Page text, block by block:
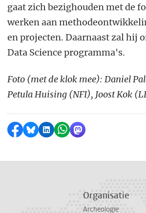
gaat zich bezighouden met de
werken aan
en projecten. Daarnaast zal hij
Data Science programma's.
Foto (met de klok mee): Daniel
Petula Huising (NFI), Joost Kok
Delen op Facebook
Delen via Bluesky
Delen op LinkedIn
Delen via WhatsApp
Delen via
Organisatie
Archeologie